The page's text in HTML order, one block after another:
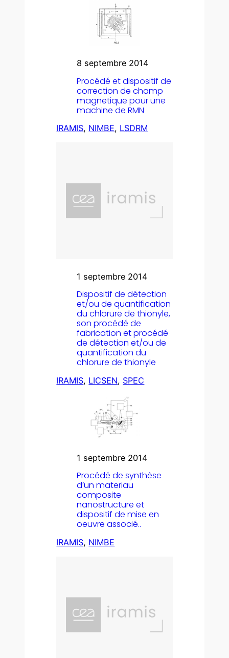
8 septembre 2014
Procédé et dispositif de
correction de champ
magnetique pour une
machine de RMN
IRAMIS, NIMBE, LSDRM
1 septembre 2014
Dispositif de détection
et/ou de quantification
du chlorure de thionyle,
son procédé de
fabrication et procédé
de détection et/ou de
quantification du
chlorure de thionyle
IRAMIS, LICSEN, SPEC
1 septembre 2014
Procédé de synthèse
d’un materiau
composite
nanostructure et
dispositif de mise en
oeuvre associé..
IRAMIS, NIMBE